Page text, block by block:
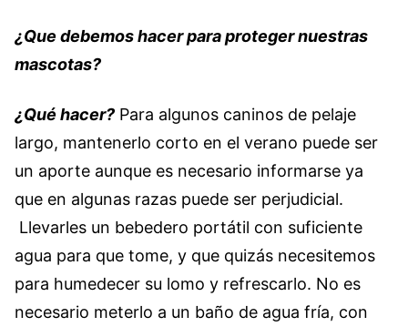
¿Que debemos hacer para proteger nuestras
mascotas?
¿Qué hacer? Para algunos caninos de pelaje
largo, mantenerlo corto en el verano puede ser
un aporte aunque es necesario informarse ya
que en algunas razas puede ser perjudicial.
Llevarles un bebedero portátil con suficiente
agua para que tome, y que quizás necesitemos
para humedecer su lomo y refrescarlo. No es
necesario meterlo a un baño de agua fría, con